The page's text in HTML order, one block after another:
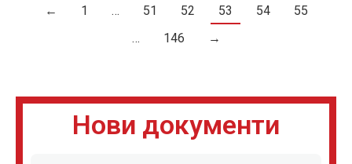
← 1 … 51 52 53 54
55
…
146 →
Нови документи